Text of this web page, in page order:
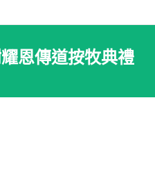
恩傳道按牧典禮